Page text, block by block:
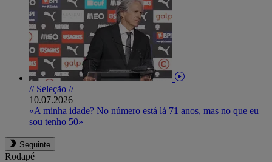
// Seleção //
10.07.2026
«A minha idade? No número está lá 71 anos, mas no que eu
sou tenho 50»
Seguinte
Rodapé